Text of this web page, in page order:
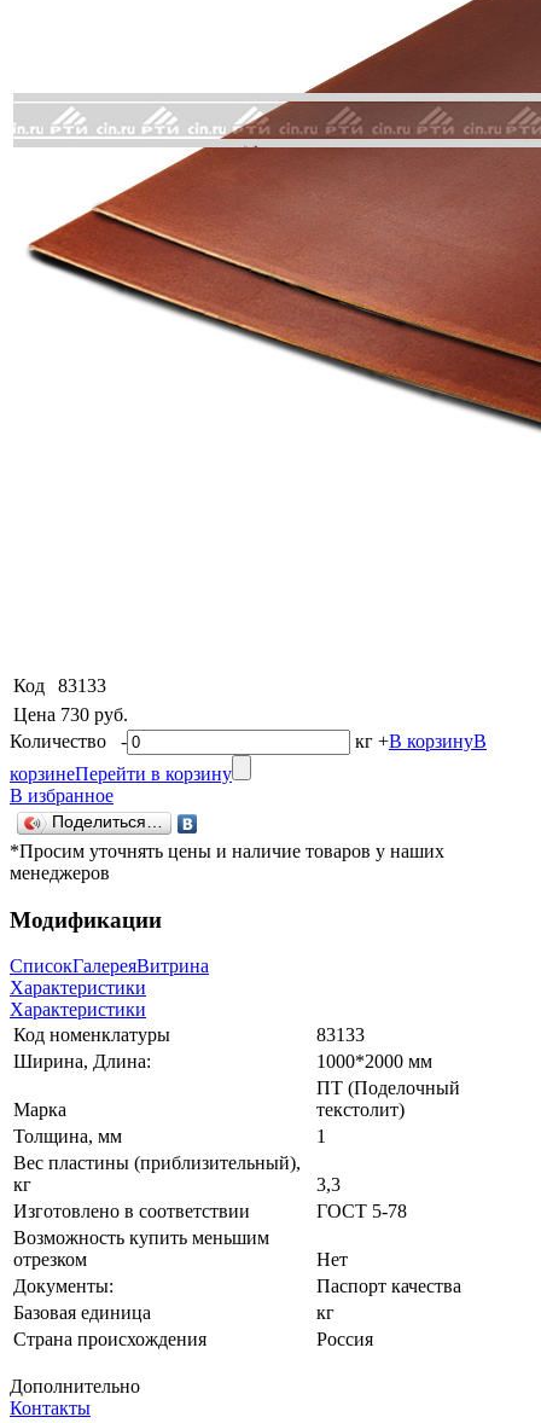
Код
83133
Цена 730 руб.
Количество - кг +В корзинуВ
корзинеПерейти в корзину
В избранное
Поделиться…
*Просим уточнять цены и наличие товаров у наших
менеджеров
Модификации
СписокГалереяВитрина
Характеристики
Характеристики
Код номенклатуры
83133
Ширина, Длина:
1000*2000 мм
Марка
ПТ (Поделочный
текстолит)
Толщина, мм
1
Вес пластины (приблизительный),
кг
3,3
Изготовлено в соответствии
ГОСТ 5-78
Возможность купить меньшим
отрезком
Нет
Документы:
Паспорт качества
Базовая единица
кг
Страна происхождения
Россия
Дополнительно
Контакты